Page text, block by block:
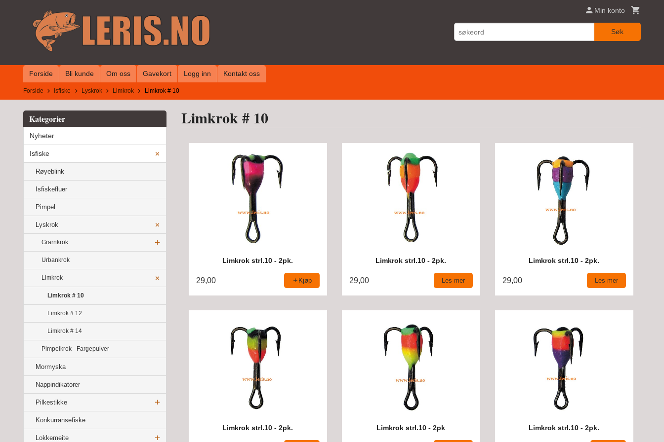
Min konto
Søk
Forside Bli kunde Om oss Gavekort Logg inn Kontakt oss
Forside Isfiske Lyskrok Limkrok Limkrok # 10
Kategorier
Nyheter
Isfiske
Røyeblink
Isfiskefluer
Pimpel
Lyskrok
Grarnkrok
Urbankrok
Limkrok
Limkrok # 10
Limkrok # 12
Limkrok # 14
Pimpelkrok - Fargepulver
Mormyska
Nappindikatorer
Pilkestikke
Konkurransefiske
Lokkemeite
Limkrok # 10
Limkrok strl.10 - 2pk.
29,00 Kjøp
Limkrok strl.10 - 2pk.
29,00 Les mer
Limkrok strl.10 - 2pk.
29,00 Les mer
Limkrok strl.10 - 2pk. Limkrok strl.10 - 2pk Limkrok strl.10 - 2pk.